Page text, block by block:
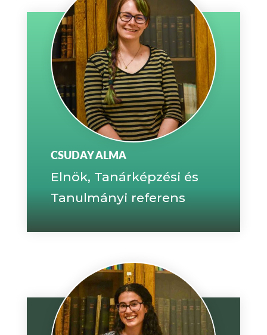
CSUDAY ALMA
Elnök, Tanárképzési és
Tanulmányi referens